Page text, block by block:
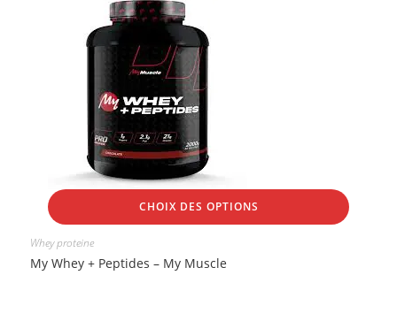
CHOIX DES OPTIONS
Whey proteine
My Whey + Peptides – My Muscle